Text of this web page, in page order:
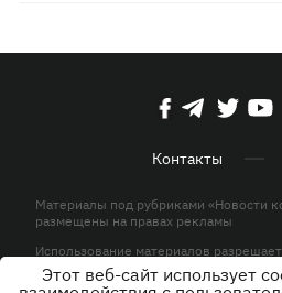
Контакты
Материалы под рубриками «Новости
размещены на правах рекламы
Использование материалов
активной гиперссылки на KP.UA в
Этот веб-сайт использует